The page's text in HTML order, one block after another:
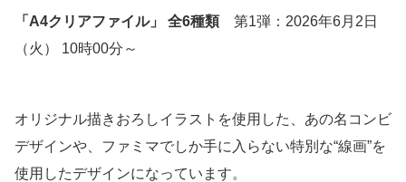
「A4クリアファイル」 全6種類第1弾：2026年6月2日
（火） 10時00分～
オリジナル描きおろしイラストを使用した、あの名コンビ
デザインや、ファミマでしか手に入らない特別な“線画”を
使用したデザインになっています。